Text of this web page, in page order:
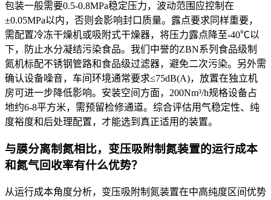
包装一般需要0.5-0.8MPa稳定压力，波动范围应控制在
±0.05MPa以内，否则会影响封口质量。露点要求同样重要，
需配置冷冻干燥机或吸附式干燥器，将压力露点降至-40℃以
下，防止水分凝结污染食品。我们中誉的ZBN系列食品级制
氮机标配不锈钢管路和食品级过滤器，避免二次污染。另外需
确认设备噪音，车间环境通常要求≤75dB(A)，放置在独立机
房可进一步降低影响。安装空间方面，200Nm³/h规格设备占
地约6-8平方米，需预留检修通道。综合评估用气稳定性、纯
度裕度和后处理配置，才能选到真正适用的装置。
与膜分离制氮相比，变压吸附制氮装置的运行成本
和氮气回收率有什么优势？
从运行成本角度分析，变压吸附制氮装置在中高纯度区间优势